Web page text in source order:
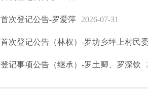
次登记公告-罗爱萍 2026-07-31
次登记公告（林权）-罗坊乡坪上村民
记事项公告（继承）-罗土卿、罗深钦